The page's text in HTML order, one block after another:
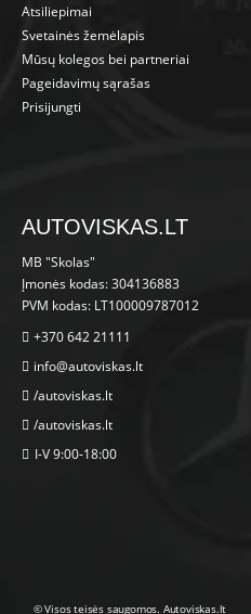
Atsiliepimai
Svetainės žemėlapis
Mūsų kolegos bei partneriai
Pageidavimų sąrašas
Prisijungti
AUTOVISKAS.LT
MB "Skolas"
Įmonės kodas: 304136883
PVM kodas: LT100009787012
+370 642 21111
info@autoviskas.lt
/autoviskas.lt
/autoviskas.lt
I-V 9:00-18:00
© Visos teisės saugomos. Autoviskas.lt